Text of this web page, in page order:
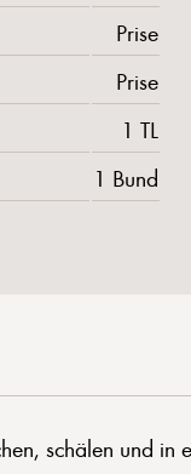
Prise
Prise
1 TL
1 Bund
schälen und